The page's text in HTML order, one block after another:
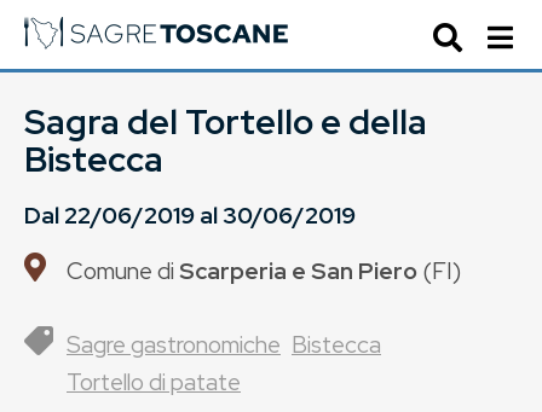
Sagra del Tortello e della
Bistecca
Dal22/06/2019al30/06/2019
Comune diScarperia e San Piero(FI)
Sagre gastronomiche Bistecca
Tortello di patate